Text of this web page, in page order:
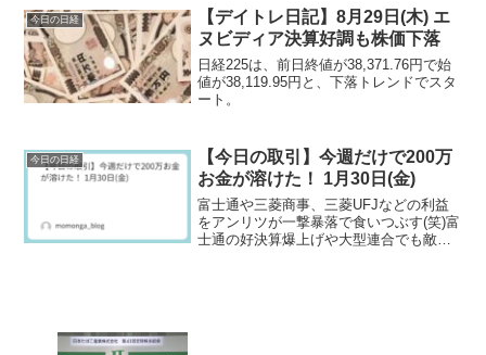
今日の日経
【デイトレ日記】8月29日(木) エ
ヌビディア決算好調も株価下落
日経225は、前日終値が38,371.76円で始
値が38,119.95円と、下落トレンドでスタ
ート。
今日の日経
【今日の取引】今週だけで200万
お金が溶けた！ 1月30日(金)
富士通や三菱商事、三菱UFJなどの利益
をアンリツが一撃暴落で食いつぶす(笑)富
士通の好決算爆上げや大型連合でも敵い